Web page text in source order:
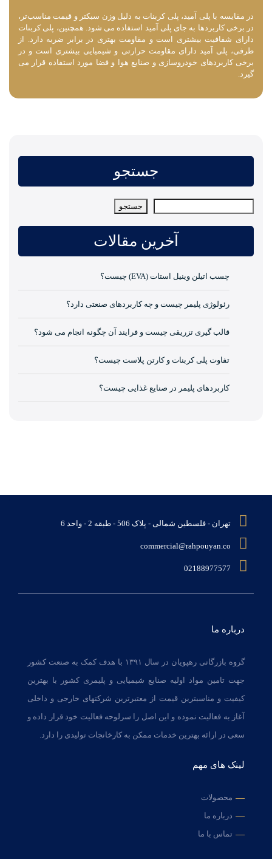
در مقایسه با پلی آمید، پلی کربنات به دلیل وزن سبکتر و قیمت مناسب‌تر،
در برخی کاربردها به جای پلی آمید استفاده می ‌شود. همچنین، پلی کربنات
دارای شفافیت بیشتری است و مقاومت بهتری در برابر ضربه دارد. از
طرفی، پلی آمید دارای مقاومت حرارتی و شیمیایی بیشتری است و در
برخی کاربردهای خودروسازی و صنایع هوا و فضا مورد استفاده قرار می‌
گیرد.
جستجو
جستجو
آخرین مقالات
چسب اتیلن وینیل استات (EVA) چیست؟
رئولوژی پلیمر چیست و چه کاربردهای صنعتی دارد؟
قالب گیری تزریقی چیست و فرایند آن چگونه انجام می شود؟
تفاوت پلی کربنات و کارتن پلاست چیست؟
کاربردهای پلیمر در صنایع غذایی چیست؟
تهران - فلسطین شمالی - پلاک 506 - طبقه 2 - واحد 6
درباره ما
گروه بازرگانی رهپویان در سال ۱۳۹۱ با هدف کمک به صنعت کشور
جهت تامین مواد اولیه صنایع شیمیایی و پلیمری کشور با بهترین
کیفیت و مناسبترین قیمت از معتبرترین شرکتهای خارجی و داخلی
آغاز به فعالیت نموده و این اصل را سرلوحه فعالیت خود قرار داده و
سعی در ارائه بهترین خدمات ممکن به کارخانجات تولیدی را دارد.
لینک های مهم
محصولات
درباره ما
تماس با ما